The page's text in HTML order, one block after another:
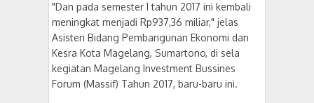
"Dan pada semester I tahun 2017 ini kembali
meningkat menjadi Rp937,36 miliar," jelas
Asisten Bidang Pembangunan Ekonomi dan
Kesra Kota Magelang, Sumartono, di sela
kegiatan Magelang Investment Bussines
Forum (Massif) Tahun 2017, baru-baru ini.